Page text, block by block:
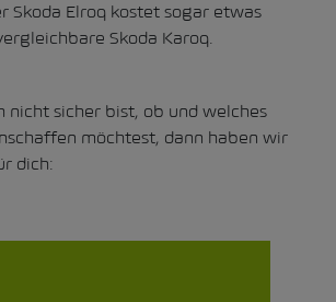
Skoda Elroq kostet sogar etwas
Skoda Karoq.
nicht sicher bist, ob und welches
möchtest, dann haben wir
dich: